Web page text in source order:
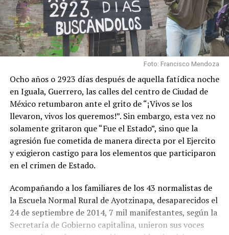
Foto: Francisco Mendoza
Ocho años o 2923 días después de aquella fatídica noche
en Iguala, Guerrero, las calles del centro de Ciudad de
México retumbaron ante el grito de “¡Vivos se los
llevaron, vivos los queremos!”. Sin embargo, esta vez no
solamente gritaron que “Fue el Estado”, sino que la
agresión fue cometida de manera directa por el Ejercito
y exigieron castigo para los elementos que participaron
en el crimen de Estado.
Acompañando a los familiares de los 43 normalistas de
la Escuela Normal Rural de Ayotzinapa, desaparecidos el
24 de septiembre de 2014, 7 mil manifestantes, según la
Secretaría de Gobierno capitalina, unieron sus voces